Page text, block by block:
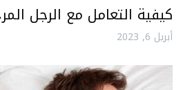
كيفية التعامل مع الرجل
أبريل 6, 2023